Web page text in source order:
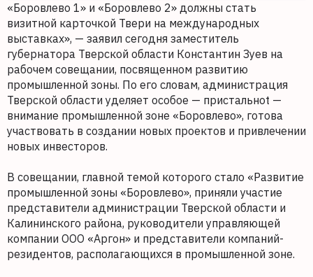
«Боровлево 1» и «Боровлево 2» должны стать
визитной карточкой Твери на международных
выставках», — заявил сегодня заместитель
губернатора Тверской области Константин Зуев на
рабочем совещании, посвященном развитию
промышленной зоны. По его словам, администрация
Тверской области уделяет особое — пристальноt —
внимание промышленной зоне «Боровлево», готова
участвовать в создании новых проектов и привлечении
новых инвесторов.
В совещании, главной темой которого стало «Развитие
промышленной зоны «Боровлево», приняли участие
представители администрации Тверской области и
Калининского района, руководители управляющей
компании ООО «Аргон» и представители компаний-
резидентов, располагающихся в промышленной зоне.